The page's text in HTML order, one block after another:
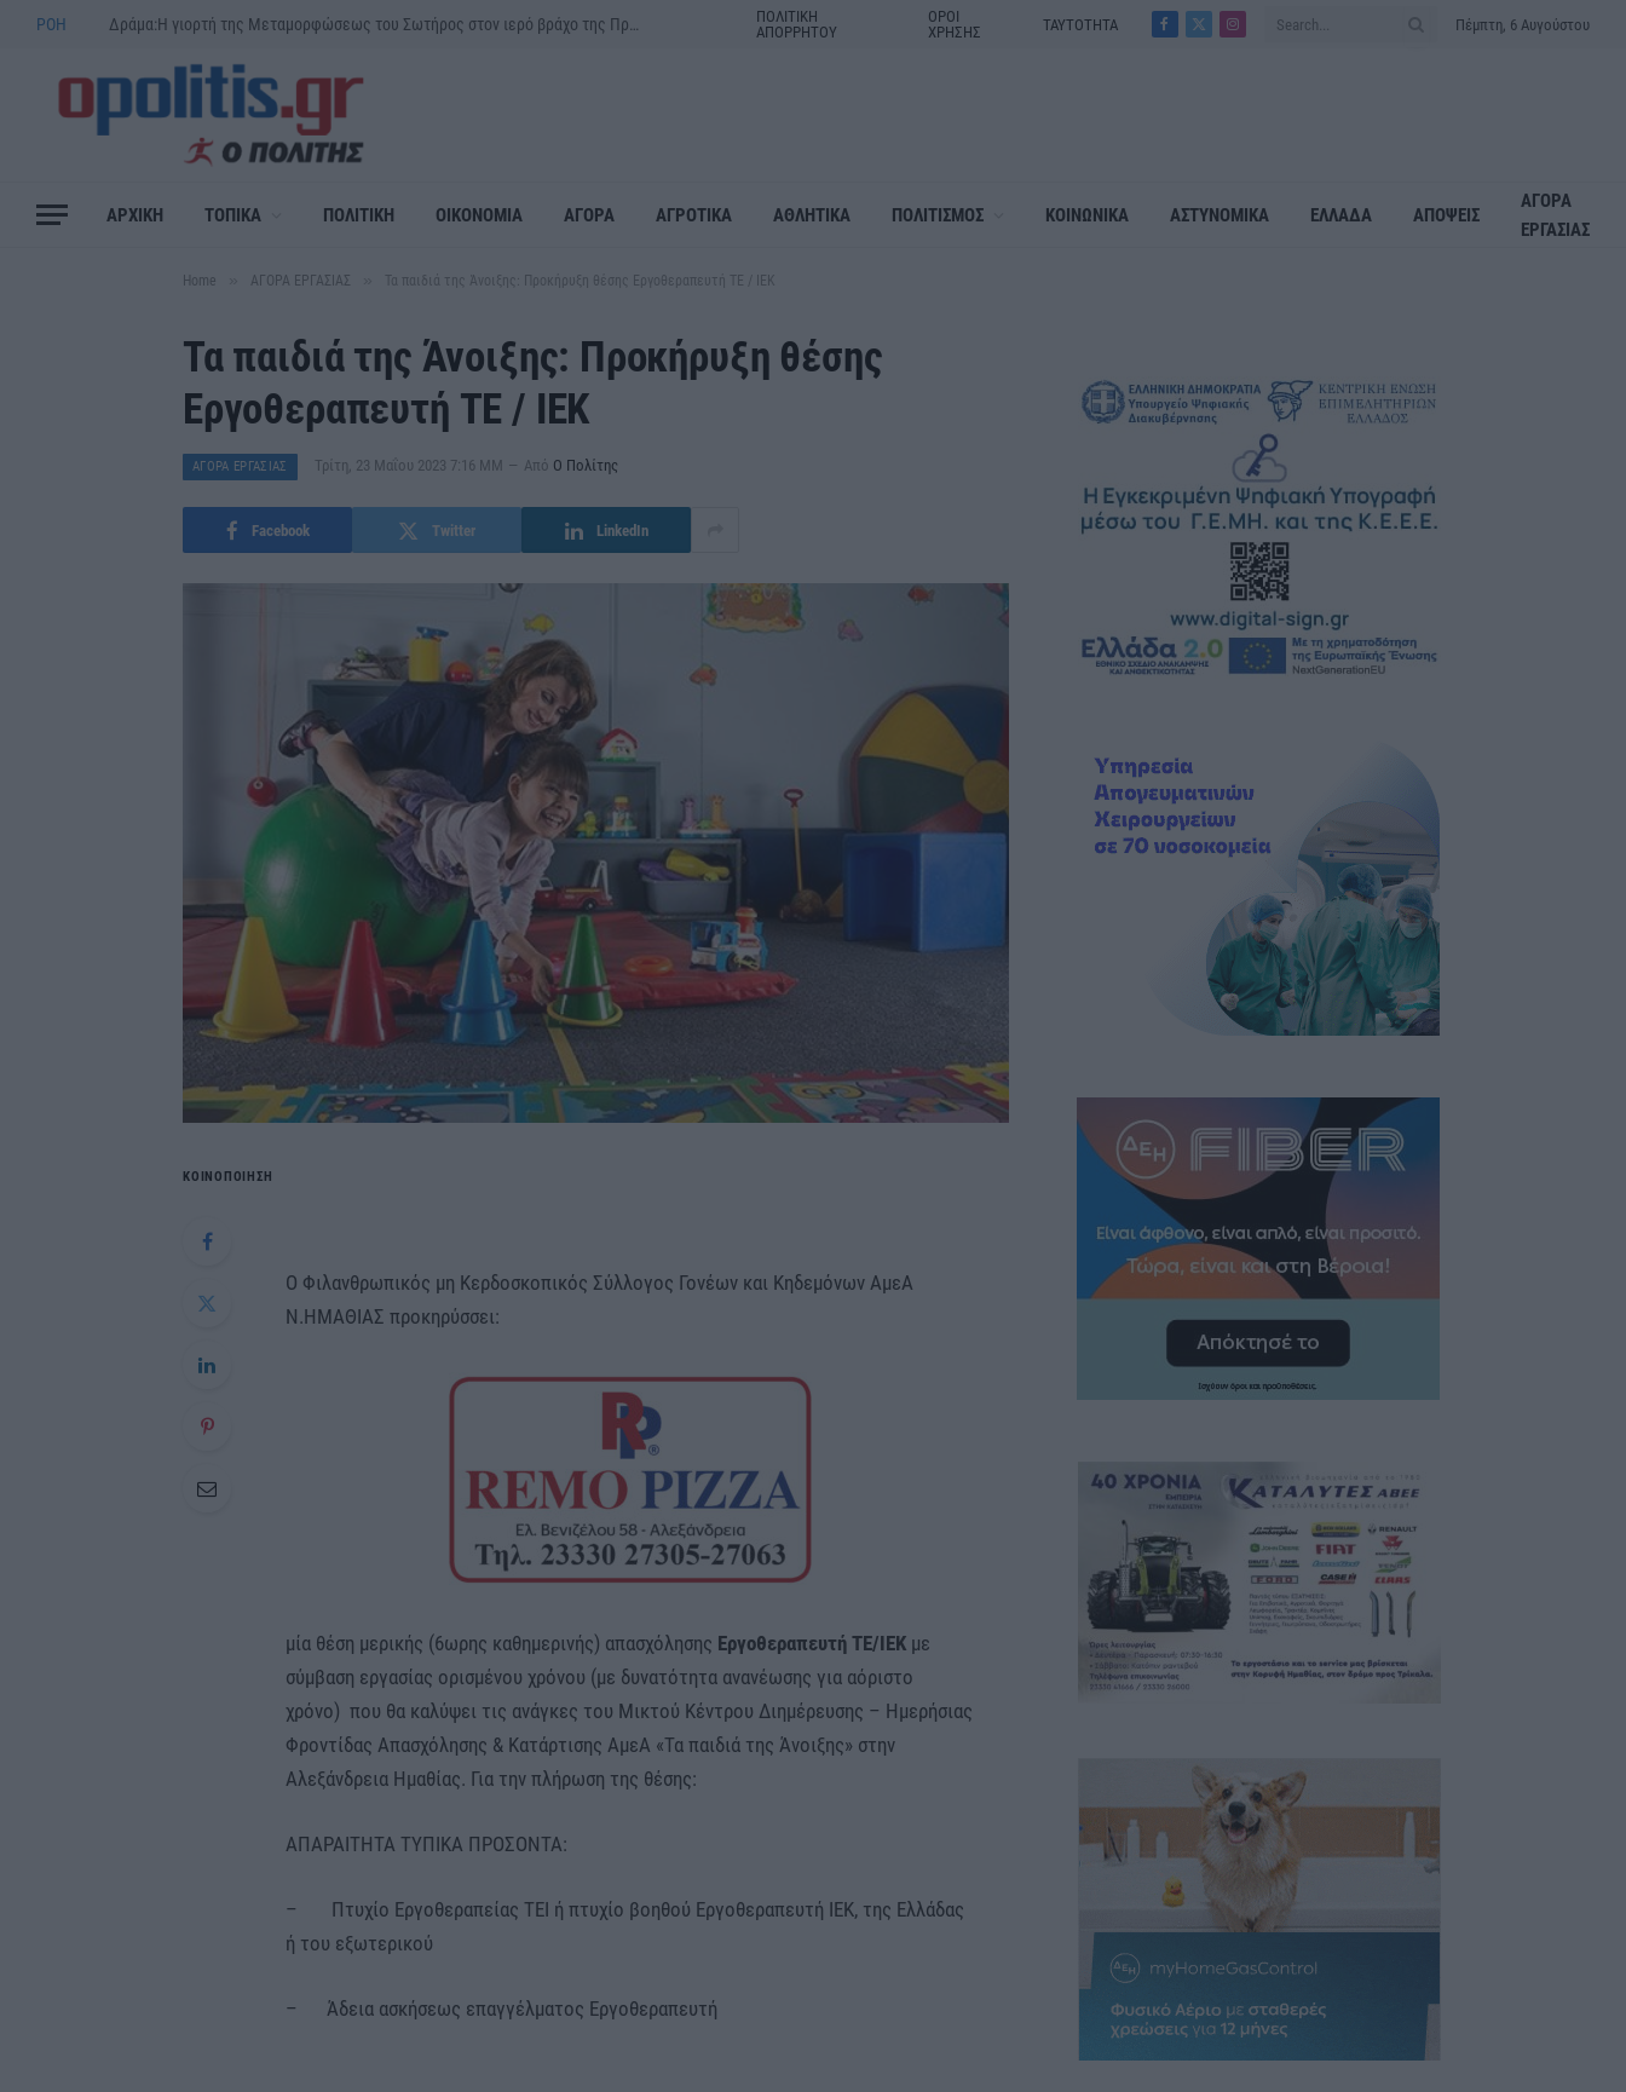
ΡΟΗ
ΠΟΛΙΤΙΚΗ
ΑΠΟΡΡΗΤΟΥ
ΟΡΟΙ
ΧΡΗΣΗΣ
ΤΑΥΤΟΤΗΤΑ
Facebook
X
Instagram
Πέμπτη, 6 Αυγούστου
ΑΡΧΙΚΗ ΤΟΠΙΚΑ ΠΟΛΙΤΙΚΗ ΟΙΚΟΝΟΜΙΑ ΑΓΟΡΑ ΑΓΡΟΤΙΚΑ ΑΘΛΗΤΙΚΑ ΠΟΛΙΤΙΣΜΟΣ ΚΟΙΝΩΝΙΚΑ ΑΣΤΥΝΟΜΙΚΑ ΕΛΛΑΔΑ ΑΠΟΨΕΙΣ
ΑΓΟΡΑ
ΕΡΓΑΣΙΑΣ
Home ΑΓΟΡΑ ΕΡΓΑΣΙΑΣ Τα παιδιά της Άνοιξης: Προκήρυξη θέσης Εργοθεραπευτή ΤΕ / ΙΕΚ
Τα παιδιά της Άνοιξης: Προκήρυξη θέσης
Εργοθεραπευτή ΤΕ / ΙΕΚ
ΑΓΟΡΑ ΕΡΓΑΣΙΑΣ Τρίτη, 23 Μαΐου 2023 7:16 ΜΜ Από Ο Πολίτης
Facebook Twitter LinkedIn
ΚΟΙΝΟΠΟΙΗΣΗ
Ο Φιλανθρωπικός μη Κερδοσκοπικός Σύλλογος Γονέων και Κηδεμόνων ΑμεΑ
Ν.ΗΜΑΘΙΑΣ προκηρύσσει:
μία θέση μερικής (6ωρης καθημερινής) απασχόλησης Εργοθεραπευτή ΤΕ/IEKμε
σύμβαση εργασίας ορισμένου χρόνου (με δυνατότητα ανανέωσης για αόριστο
χρόνο) που θα καλύψει τις ανάγκες του Μικτού Κέντρου Διημέρευσης – Ημερήσιας
Φροντίδας Απασχόλησης & Κατάρτισης ΑμεΑ «Τα παιδιά της Άνοιξης» στην
Αλεξάνδρεια Ημαθίας. Για την πλήρωση της θέσης:
ΑΠΑΡΑΙΤΗΤΑ ΤΥΠΙΚΑ ΠΡΟΣΟΝΤΑ:
– Πτυχίο Εργοθεραπείας ΤΕΙ ή πτυχίο βοηθού Εργοθεραπευτή ΙΕΚ, της Ελλάδας
ή του εξωτερικού
– Άδεια ασκήσεως επαγγέλματος Εργοθεραπευτή